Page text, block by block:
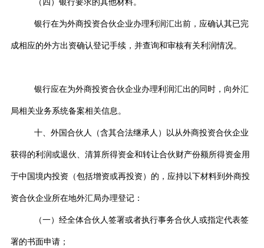
（四）银行要求的其他材料。
银行在为外商投资合伙企业办理利润汇出前，应确认其已完
成相应的外方出资确认登记手续，并查询和审核有关利润情况。
银行应在为外商投资合伙企业办理利润汇出的同时，向外汇
局相关业务系统备案相关信息。
十、外国合伙人（含其合法继承人）以从外商投资合伙企业
获得的利润或退伙、清算所得资金和转让合伙财产份额所得资金用
于中国境内投资（包括增资或再投资）的，应持以下材料到外商投
资合伙企业所在地外汇局办理登记：
（一）经全体合伙人签署或者执行事务合伙人或指定代表签
署的书面申请；